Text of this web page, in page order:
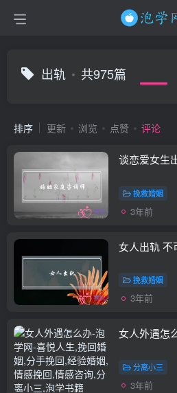
出轨 共975篇
排序 更新 浏览 点赞 评论
谈恋爱女生
挽救婚姻
3年前
女人出轨 不
挽救婚姻
3年前
女人外遇怎
分离小三
3年前